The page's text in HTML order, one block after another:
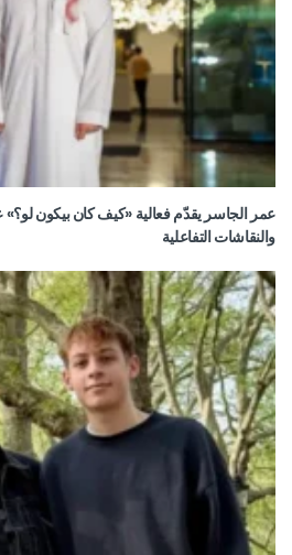
عمر الجاسر يقدّم فعالية «كيف كان بيكون
والنقاشات التفاعلية